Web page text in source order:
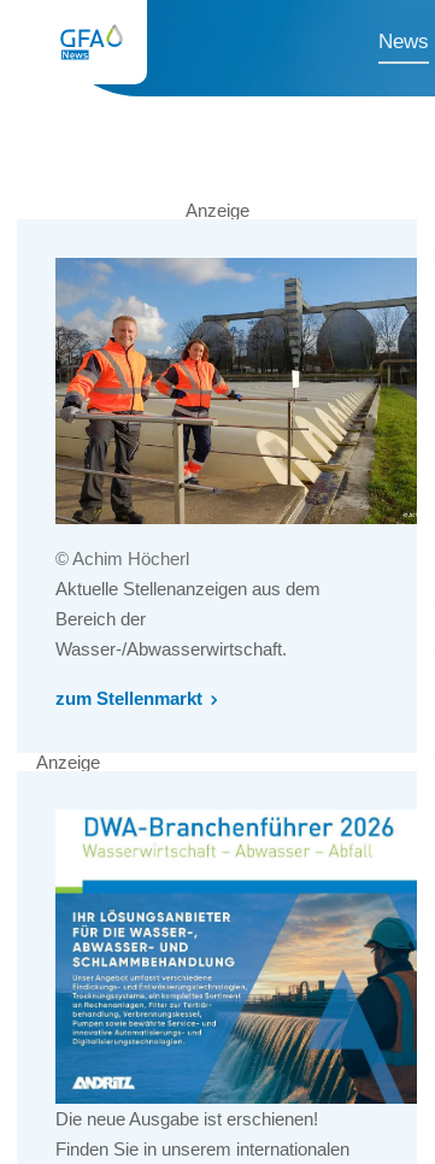
News
Anzeige
© Achim Höcherl
Aktuelle Stellenanzeigen aus dem
Bereich der
Wasser-/Abwasserwirtschaft.
zum Stellenmarkt
Anzeige
Die neue Ausgabe ist erschienen!
Finden Sie in unserem internationalen